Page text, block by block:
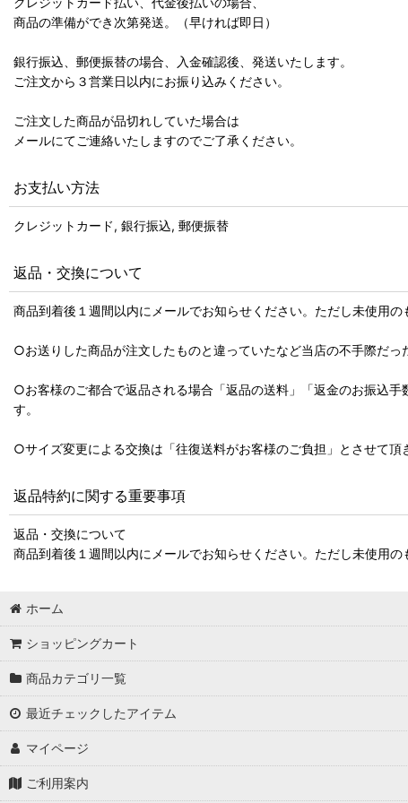
商品の準備ができ次第発送。（早ければ即日）
銀行振込、郵便振替の場合、入金確認後、発送いたします。
ご注文から３営業日以内にお振り込みください。
ご注文した商品が品切れしていた場合は
メールにてご連絡いたしますのでご了承ください。
お支払い方法
クレジットカード, 銀行振込, 郵便振替
返品・交換について
商品到着後１週間以内にメールでお知らせください。ただし未使用
○お送りした商品が注文したものと違っていたなど当店の不手際だっ
○お客様のご都合で返品される場合「返品の送料」「返金のお振込
す。
○サイズ変更による交換は「往復送料がお客様のご負担」とさせて頂
返品特約に関する重要事項
返品・交換について
商品到着後１週間以内にメールでお知らせください。ただし未使用
ホーム
ショッピングカート
商品カテゴリ一覧
最近チェックしたアイテム
マイページ
ご利用案内